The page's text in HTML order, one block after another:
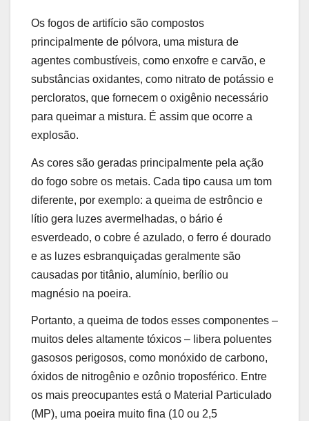
Os fogos de artifício são compostos
principalmente de pólvora, uma mistura de
agentes combustíveis, como enxofre e carvão, e
substâncias oxidantes, como nitrato de potássio e
percloratos, que fornecem o oxigênio necessário
para queimar a mistura. É assim que ocorre a
explosão.
As cores são geradas principalmente pela ação
do fogo sobre os metais. Cada tipo causa um tom
diferente, por exemplo: a queima de estrôncio e
lítio gera luzes avermelhadas, o bário é
esverdeado, o cobre é azulado, o ferro é dourado
e as luzes esbranquiçadas geralmente são
causadas por titânio, alumínio, berílio ou
magnésio na poeira.
Portanto, a queima de todos esses componentes –
muitos deles altamente tóxicos – libera poluentes
gasosos perigosos, como monóxido de carbono,
óxidos de nitrogênio e ozônio troposférico. Entre
os mais preocupantes está o Material Particulado
(MP), uma poeira muito fina (10 ou 2,5